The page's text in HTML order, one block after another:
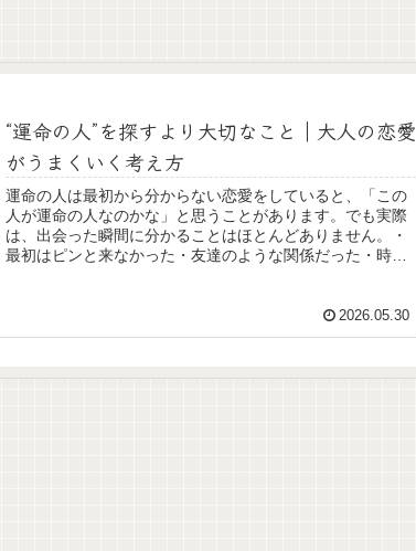
“運命の人”を探すより大切なこと｜大人の恋愛
がうまくいく考え方
運命の人は最初から分からない恋愛をしていると、「この
人が運命の人なのかな」と思うことがあります。でも実際
は、出会った瞬間に分かることはほとんどありません。・
最初はピンと来なかった・友達のような関係だった・時間
2026.05.30